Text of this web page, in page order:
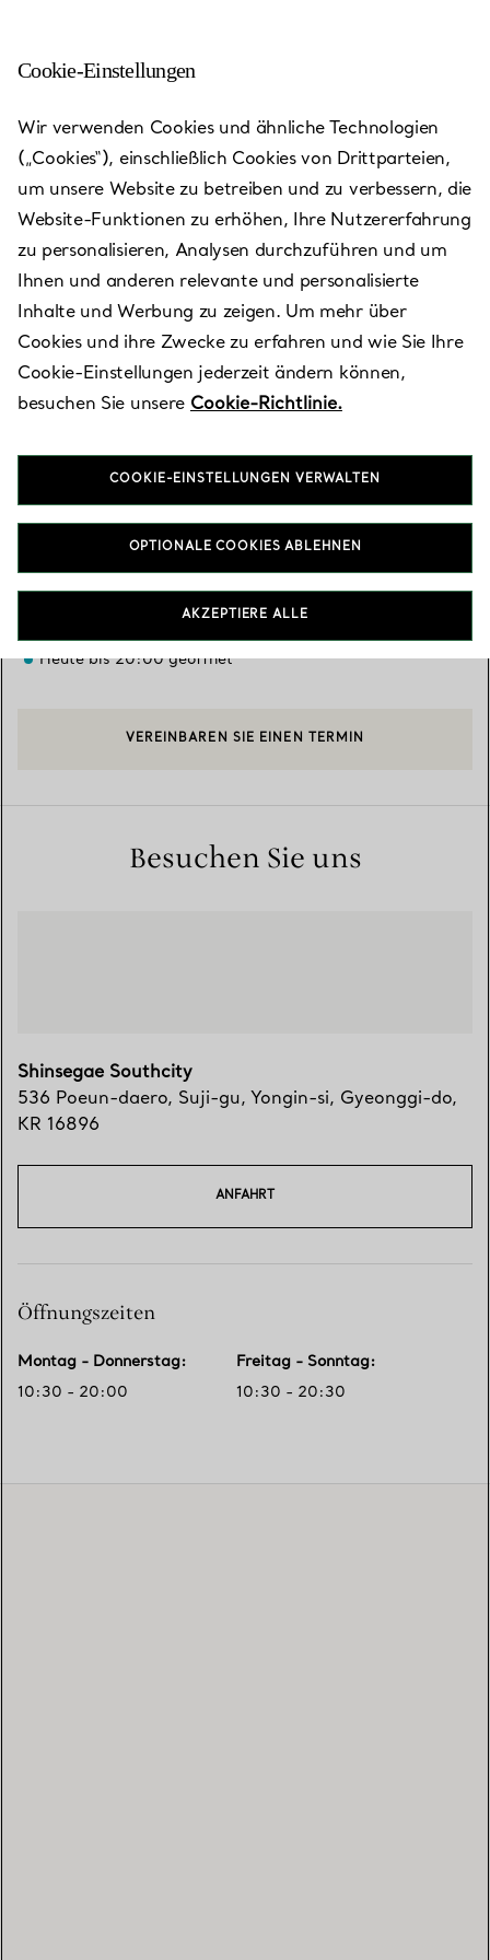
Shinsegae
Southcity
Heute bis 20:00 geöffnet
VEREINBAREN SIE EINEN TERMIN
Besuchen Sie uns
Shinsegae Southcity
536 Poeun-daero, Suji-gu, Yongin-si, Gyeonggi-do,
KR 16896
ANFAHRT
Öffnungszeiten
Montag - Donnerstag:
10:30 - 20:00
Freitag - Sonntag:
10:30 - 20:30
Cookie-Einstellungen
Wir verwenden Cookies und ähnliche Technologien
(„Cookies“), einschließlich Cookies von Drittparteien,
um unsere Website zu betreiben und zu verbessern, die
Website-Funktionen zu erhöhen, Ihre Nutzererfahrung
zu personalisieren, Analysen durchzuführen und um
Ihnen und anderen relevante und personalisierte
Inhalte und Werbung zu zeigen. Um mehr über
Cookies und ihre Zwecke zu erfahren und wie Sie Ihre
Cookie-Einstellungen jederzeit ändern können,
besuchen Sie unsere Cookie-Richtlinie.
COOKIE-EINSTELLUNGEN VERWALTEN
OPTIONALE COOKIES ABLEHNEN
AKZEPTIERE ALLE